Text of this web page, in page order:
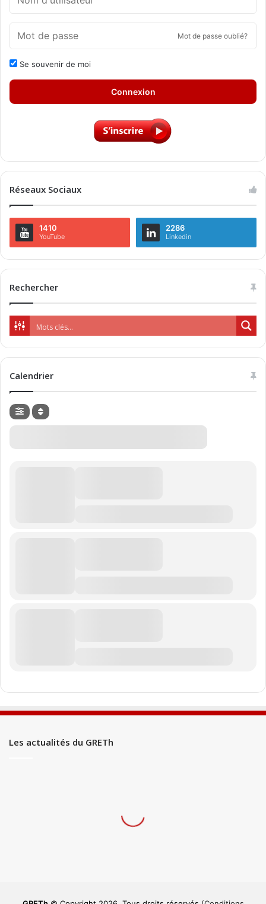
Mot de passe oublié?
Se souvenir de moi
Connexion
Réseaux Sociaux
1410
YouTube
2286
Linkedin
Rechercher
Calendrier
Les actualités du GRETh